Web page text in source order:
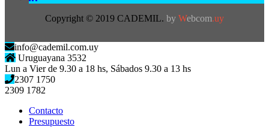
Copyright © 2019 CADEMIL. by Webcom.uy
info@cademil.com.uy
Uruguayana 3532
Lun a Vier de 9.30 a 18 hs, Sábados 9.30 a 13 hs
2307 1750
2309 1782
Contacto
Presupuesto